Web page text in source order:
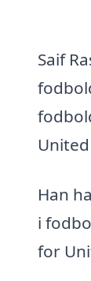
Saif
Han
i
for